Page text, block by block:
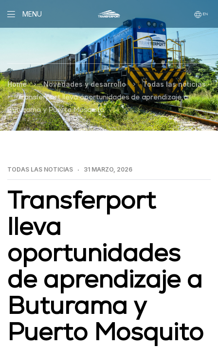
MENU
Home > Novedades y desarrollo > Todas las noticias
> Transferport lleva oportunidades de aprendizaje a
Buturama y Puerto Mosquito
TODAS LAS NOTICIAS 31 MARZO, 2026
Transferport
lleva
oportunidades
de aprendizaje a
Buturama y
Puerto Mosquito